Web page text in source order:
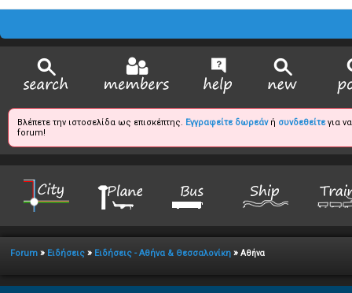
Βλέπετε την ιστοσελίδα ως επισκέπτης. Εγγραφείτε δωρεάνή συνδεθείτεγια
forum!
Forum » Ειδήσεις » Ειδήσεις - Αθήνα & Θεσσαλονίκη » Αθήνα